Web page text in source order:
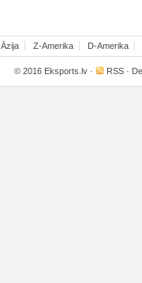
Āzija Z-Amerika D-Amerika
© 2016 Eksports.lv · RSS ·